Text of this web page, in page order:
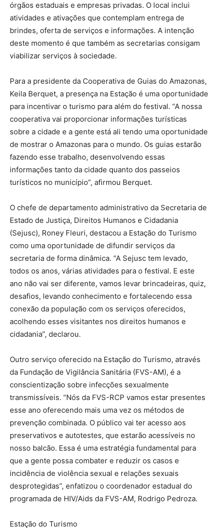
órgãos estaduais e empresas privadas. O local inclui
atividades e ativações que contemplam entrega de
brindes, oferta de serviços e informações. A intenção
deste momento é que também as secretarias consigam
viabilizar serviços à sociedade.
Para a presidente da Cooperativa de Guias do Amazonas,
Keila Berquet, a presença na Estação é uma oportunidade
para incentivar o turismo para além do festival. “A nossa
cooperativa vai proporcionar informações turísticas
sobre a cidade e a gente está ali tendo uma oportunidade
de mostrar o Amazonas para o mundo. Os guias estarão
fazendo esse trabalho, desenvolvendo essas
informações tanto da cidade quanto dos passeios
turísticos no município”, afirmou Berquet.
O chefe de departamento administrativo da Secretaria de
Estado de Justiça, Direitos Humanos e Cidadania
(Sejusc), Roney Fleuri, destacou a Estação do Turismo
como uma oportunidade de difundir serviços da
secretaria de forma dinâmica. “A Sejusc tem levado,
todos os anos, várias atividades para o festival. E este
ano não vai ser diferente, vamos levar brincadeiras, quiz,
desafios, levando conhecimento e fortalecendo essa
conexão da população com os serviços oferecidos,
acolhendo esses visitantes nos direitos humanos e
cidadania”, declarou.
Outro serviço oferecido na Estação do Turismo, através
da Fundação de Vigilância Sanitária (FVS-AM), é a
conscientização sobre infecções sexualmente
transmissíveis. “Nós da FVS-RCP vamos estar presentes
esse ano oferecendo mais uma vez os métodos de
prevenção combinada. O público vai ter acesso aos
preservativos e autotestes, que estarão acessíveis no
nosso balcão. Essa é uma estratégia fundamental para
que a gente possa combater e reduzir os casos e
incidência de violência sexual e relações sexuais
desprotegidas”, enfatizou o coordenador estadual do
programada de HIV/Aids da FVS-AM, Rodrigo Pedroza.
Estação do Turismo